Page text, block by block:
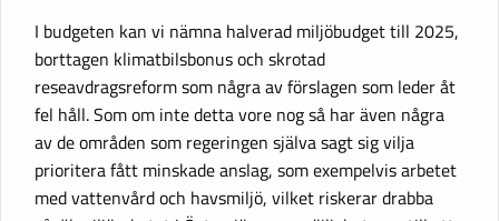
I budgeten kan vi nämna halverad miljöbudget till 2025,
borttagen klimatbilsbonus och skrotad
reseavdragsreform som några av förslagen som leder åt
fel håll. Som om inte detta vore nog så har även några
av de områden som regeringen själva sagt sig vilja
prioritera fått minskade anslag, som exempelvis arbetet
med vattenvård och havsmiljö, vilket riskerar drabba